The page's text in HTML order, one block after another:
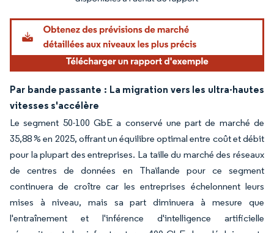
Par bande passante : La migration vers les ultra-hautes
vitesses s'accélère
Le segment 50-100 GbE a conservé une part de marché de
35,88 % en 2025, offrant un équilibre optimal entre coût et débit
pour la plupart des entreprises. La taille du marché des réseaux
de centres de données en Thaïlande pour ce segment
continuera de croître car les entreprises échelonnent leurs
mises à niveau, mais sa part diminuera à mesure que
l'entraînement et l'inférence d'intelligence artificielle